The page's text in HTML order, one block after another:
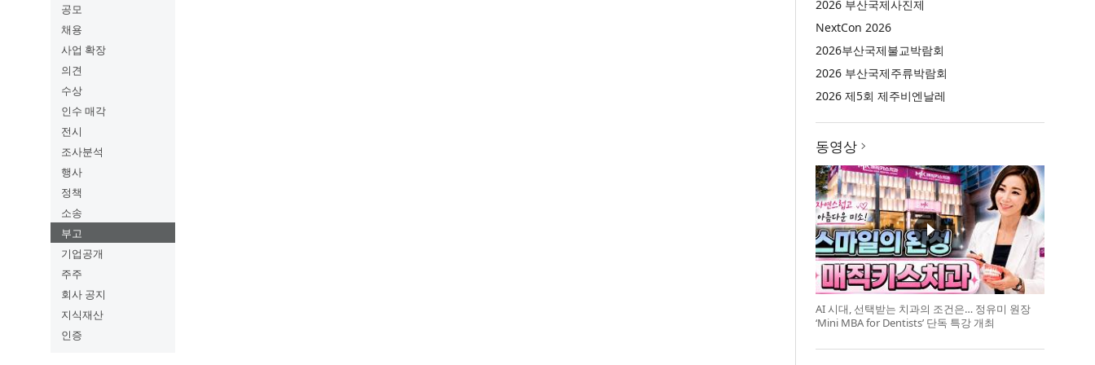
공모
채용
사업 확장
의견
수상
인수 매각
전시
조사분석
행사
정책
소송
부고
기업공개
주주
회사 공지
지식재산
인증
2026 부산국제사진제
NextCon 2026
2026부산국제불교박람회
2026 부산국제주류박람회
2026 제5회 제주비엔날레
동영상
AI 시대, 선택받는 치과의 조건은… 정유미 원장
‘Mini MBA for Dentists’ 단독 특강 개최